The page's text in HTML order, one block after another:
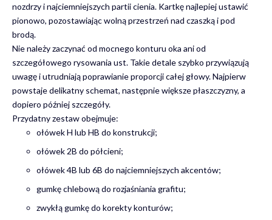
nozdrzy i najciemniejszych partii cienia. Kartkę najlepiej ustawić
pionowo, pozostawiając wolną przestrzeń nad czaszką i pod
brodą.
Nie należy zaczynać od mocnego konturu oka ani od
szczegółowego rysowania ust. Takie detale szybko przywiązują
uwagę i utrudniają poprawianie proporcji całej głowy. Najpierw
powstaje delikatny schemat, następnie większe płaszczyzny, a
dopiero później szczegóły.
Przydatny zestaw obejmuje:
ołówek H lub HB do konstrukcji;
ołówek 2B do półcieni;
ołówek 4B lub 6B do najciemniejszych akcentów;
gumkę chlebową do rozjaśniania grafitu;
zwykłą gumkę do korekty konturów;